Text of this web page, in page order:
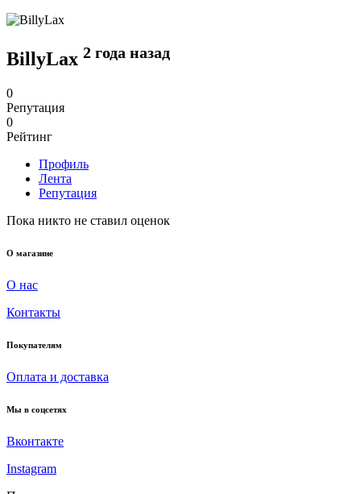
BillyLax 2 года назад
0
Репутация
0
Рейтинг
Профиль
Лента
Репутация
Пока никто не ставил оценок
О магазине
О нас
Контакты
Покупателям
Оплата и доставка
Мы в соцсетях
Вконтакте
Instagram